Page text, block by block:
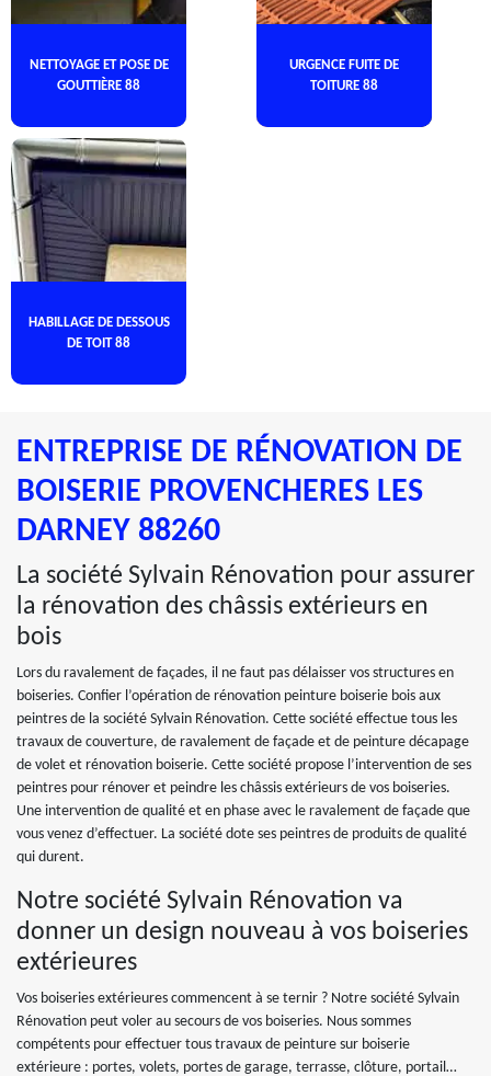
NETTOYAGE ET POSE DE
GOUTTIÈRE 88
URGENCE FUITE DE
TOITURE 88
HABILLAGE DE DESSOUS
DE TOIT 88
ENTREPRISE DE RÉNOVATION DE
BOISERIE PROVENCHERES LES
DARNEY 88260
La société Sylvain Rénovation pour assurer
la rénovation des châssis extérieurs en
bois
Lors du ravalement de façades, il ne faut pas délaisser vos structures en
boiseries. Confier l’opération de rénovation peinture boiserie bois aux
peintres de la société Sylvain Rénovation. Cette société effectue tous les
travaux de couverture, de ravalement de façade et de peinture décapage
de volet et rénovation boiserie. Cette société propose l’intervention de ses
peintres pour rénover et peindre les châssis extérieurs de vos boiseries.
Une intervention de qualité et en phase avec le ravalement de façade que
vous venez d’effectuer. La société dote ses peintres de produits de qualité
qui durent.
Notre société Sylvain Rénovation va
donner un design nouveau à vos boiseries
extérieures
Vos boiseries extérieures commencent à se ternir ? Notre société Sylvain
Rénovation peut voler au secours de vos boiseries. Nous sommes
compétents pour effectuer tous travaux de peinture sur boiserie
extérieure : portes, volets, portes de garage, terrasse, clôture, portail…